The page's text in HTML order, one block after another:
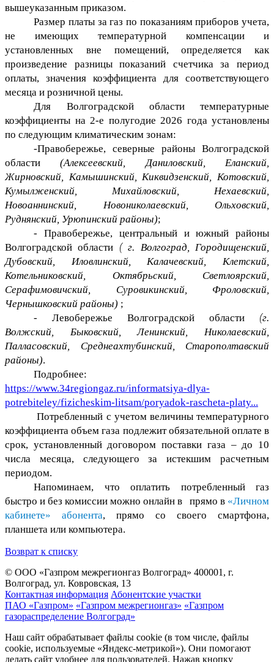
вышеуказанным приказом.
Размер платы за газ по показаниям приборов учета,
не имеющих температурной компенсации и
установленных вне помещений, определяется как
произведение разницы показаний счетчика за период
оплаты, значения коэффициента для соответствующего
месяца и розничной цены.
Для Волгоградской области температурные
коэффициенты на 2-е полугодие 2026 года установлены
по следующим климатическим зонам:
-Правобережье, северные районы Волгоградской
области
(Алексеевский, Даниловский, Еланский,
Жирновский, Камышинский, Киквидзенский, Котовский,
Кумылженский, Михайловский, Нехаевский,
Новоаннинский, Новониколаевский, Ольховский,
Руднянский, Урюпинский районы);
-Правобережье, центральный и южный районы
Волгоградской области (г. Волгоград, Городищенский,
Дубовский, Иловлинский, Калачевский, Клетский,
Котельниковский, Октябрьский, Светлоярский,
Серафимовичский, Суровикинский, Фроловский,
Чернышковский районы) ;
-Левобережье Волгоградской области (г.
Волжский, Быковский, Ленинский, Николаевский,
Палласовский, Среднеахтубинский, Старополтавский
районы).
Подробнее:
https://www.34regiongaz.ru/informatsiya-dlya-
potrebiteley/fizicheskim-litsam/poryadok-rascheta-platy...
Потребленный с учетом величины температурного
коэффициента объем газа подлежит обязательной оплате в
срок, установленный договором поставки газа – до 10
числа месяца, следующего за истекшим расчетным
периодом.
Напоминаем, что оплатить потребленный газ
быстро и без комиссии можно онлайн в прямо в «Личном
кабинете» абонента, прямо со своего смартфона,
планшета или компьютера.
Возврат к списку
© ООО «Газпром межрегионгаз Волгоград» 400001, г.
Волгоград, ул. Ковровская, 13
Контактная информация Абонентские участки
ПАО «Газпром» «Газпром межрегионгаз» «Газпром
газораспределение Волгоград»
Наш сайт обрабатывает файлы cookie (в том числе, файлы
cookie, используемые «Яндекс-метрикой»). Они помогают
делать сайт удобнее для пользователей. Нажав кнопку